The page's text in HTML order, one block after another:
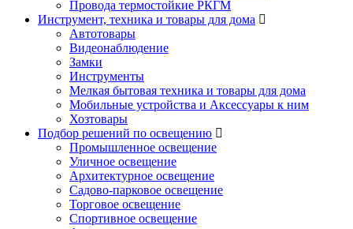
Провода термостойкие РКГМ
Инструмент, техника и товары для дома
Автотовары
Видеонаблюдение
Замки
Инструменты
Мелкая бытовая техника и товары для дома
Мобильные устройства и Аксессуары к ним
Хозтовары
Подбор решений по освещению
Промышленное освещение
Уличное освещение
Архитектурное освещение
Садово-парковое освещение
Торговое освещение
Спортивное освещение